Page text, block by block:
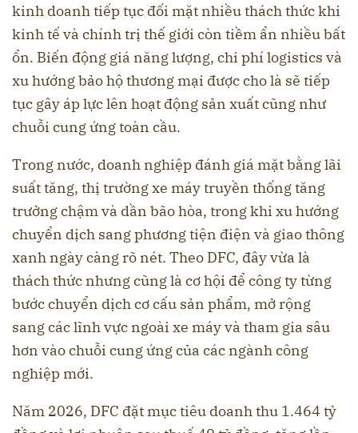
kinh doanh tiếp tục đối mặt nhiều thách thức khi
kinh tế và chính trị thế giới còn tiềm ẩn nhiều bất
ổn. Biến động giá năng lượng, chi phí logistics và
xu hướng bảo hộ thương mại được cho là sẽ tiếp
tục gây áp lực lên hoạt động sản xuất cũng như
chuỗi cung ứng toàn cầu.
Trong nước, doanh nghiệp đánh giá mặt bằng lãi
suất tăng, thị trường xe máy truyền thống tăng
trưởng chậm và dần bão hòa, trong khi xu hướng
chuyển dịch sang phương tiện điện và giao thông
xanh ngày càng rõ nét. Theo DFC, đây vừa là
thách thức nhưng cũng là cơ hội để công ty từng
bước chuyển dịch cơ cấu sản phẩm, mở rộng
sang các lĩnh vực ngoài xe máy và tham gia sâu
hơn vào chuỗi cung ứng của các ngành công
nghiệp mới.
Năm 2026, DFC đặt mục tiêu doanh thu 1.464 tỷ